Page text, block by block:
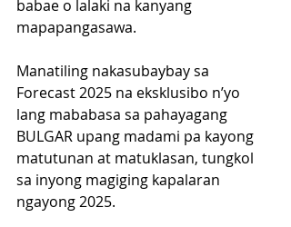
babae o lalaki na kanyang
mapapangasawa.
Manatiling nakasubaybay sa
Forecast 2025 na eksklusibo n’yo
lang mababasa sa pahayagang
BULGAR upang madami pa kayong
matutunan at matuklasan, tungkol
sa inyong magiging kapalaran
ngayong 2025.